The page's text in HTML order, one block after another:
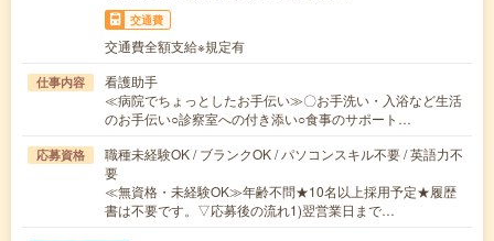
交通費
交通費全額支給※規定有
仕事内容
看護助手
≪病院でちょっとしたお手伝い≫〇お手洗い・入浴など生活
のお手伝い○診察室への付き添い○食事のサポート…
応募資格
職種未経験OK / ブランクOK / パソコンスキル不要 / 英語力不
要
≪無資格・未経験OK≫年齢不問★10名以上採用予定★履歴
書は不要です。▽応募後の流れ1)翌営業日まで…